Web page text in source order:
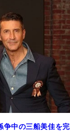
争中の三船美佳を完